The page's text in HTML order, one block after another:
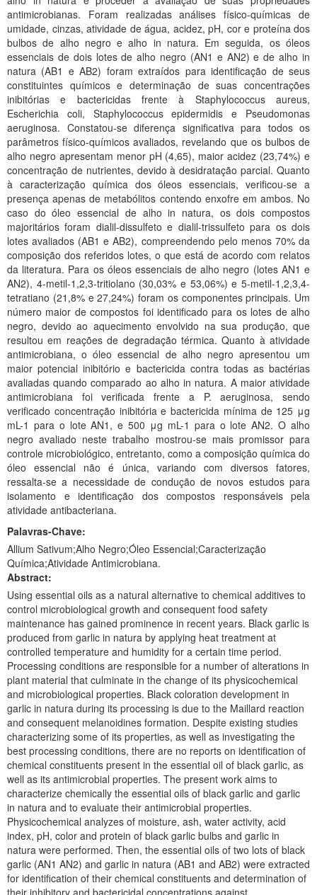
antimicrobianas. Foram realizadas análises físico-químicas de
umidade, cinzas, atividade de água, acidez, pH, cor e proteína dos
bulbos de alho negro e alho in natura. Em seguida, os óleos
essenciais de dois lotes de alho negro (AN1 e AN2) e de alho in
natura (AB1 e AB2) foram extraídos para identificação de seus
constituintes químicos e determinação de suas concentrações
inibitórias e bactericidas frente à Staphylococcus aureus,
Escherichia coli, Staphylococcus epidermidis e Pseudomonas
aeruginosa. Constatou-se diferença significativa para todos os
parâmetros físico-químicos avaliados, revelando que os bulbos de
alho negro apresentam menor pH (4,65), maior acidez (23,74%) e
concentração de nutrientes, devido à desidratação parcial. Quanto
à caracterização química dos óleos essenciais, verificou-se a
presença apenas de metabólitos contendo enxofre em ambos. No
caso do óleo essencial de alho in natura, os dois compostos
majoritários foram dialil-dissulfeto e dialil-trissulfeto para os dois
lotes avaliados (AB1 e AB2), compreendendo pelo menos 70% da
composição dos referidos lotes, o que está de acordo com relatos
da literatura. Para os óleos essenciais de alho negro (lotes AN1 e
AN2), 4-metil-1,2,3-tritiolano (30,03% e 53,06%) e 5-metil-1,2,3,4-
tetratiano (21,8% e 27,24%) foram os componentes principais. Um
número maior de compostos foi identificado para os lotes de alho
negro, devido ao aquecimento envolvido na sua produção, que
resultou em reações de degradação térmica. Quanto à atividade
antimicrobiana, o óleo essencial de alho negro apresentou um
maior potencial inibitório e bactericida contra todas as bactérias
avaliadas quando comparado ao alho in natura. A maior atividade
antimicrobiana foi verificada frente a P. aeruginosa, sendo
verificado concentração inibitória e bactericida mínima de 125 μg
mL-1 para o lote AN1, e 500 μg mL-1 para o lote AN2. O alho
negro avaliado neste trabalho mostrou-se mais promissor para
controle microbiológico, entretanto, como a composição química do
óleo essencial não é única, variando com diversos fatores,
ressalta-se a necessidade de condução de novos estudos para
isolamento e identificação dos compostos responsáveis pela
atividade antibacteriana.
Palavras-Chave:
Allium Sativum;Alho Negro;Óleo Essencial;Caracterização
Química;Atividade Antimicrobiana.
Abstract:
Using essential oils as a natural alternative to chemical additives to
control microbiological growth and consequent food safety
maintenance has gained prominence in recent years. Black garlic is
produced from garlic in natura by applying heat treatment at
controlled temperature and humidity for a certain time period.
Processing conditions are responsible for a number of alterations in
plant material that culminate in the change of its physicochemical
and microbiological properties. Black coloration development in
garlic in natura during its processing is due to the Maillard reaction
and consequent melanoidines formation. Despite existing studies
characterizing some of its properties, as well as investigating the
best processing conditions, there are no reports on identification of
chemical constituents present in the essential oil of black garlic, as
well as its antimicrobial properties. The present work aims to
characterize chemically the essential oils of black garlic and garlic
in natura and to evaluate their antimicrobial properties.
Physicochemical analyzes of moisture, ash, water activity, acid
index, pH, color and protein of black garlic bulbs and garlic in
natura were performed. Then, the essential oils of two lots of black
garlic (AN1 AN2) and garlic in natura (AB1 and AB2) were extracted
for identification of their chemical constituents and determination of
their inhibitory and bactericidal concentrations against